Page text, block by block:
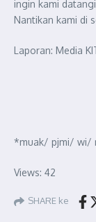
ingin kami
Nantikan kami di
Laporan: Media
*muak/ pjmi/ wi/
Views: 42
SHARE ke